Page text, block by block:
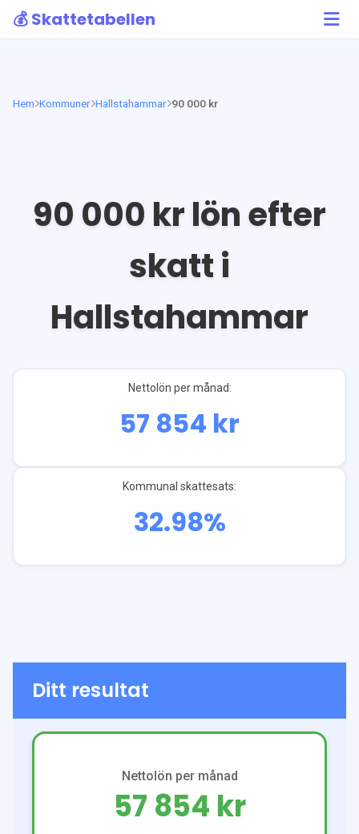
💰 Skattetabellen
Hem Kommuner Hallstahammar 90 000 kr
90 000 kr lön efter
skatt i
Hallstahammar
Nettolön per månad:
57 854 kr
Kommunal skattesats:
32.98%
Ditt resultat
Nettolön per månad
57 854 kr